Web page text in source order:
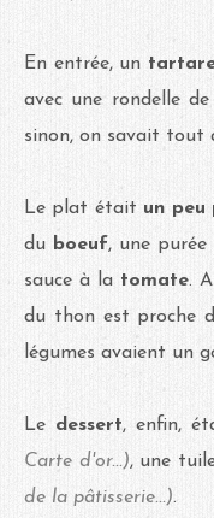
En entrée, un
avec une rondelle de
sinon, on savait tout
Le plat était un peu
du boeuf, une purée
sauce à la tomate.
du thon est proche
légumes avaient un
Le dessert, enfin,
Carte d'or...), une
de la pâtisserie...).